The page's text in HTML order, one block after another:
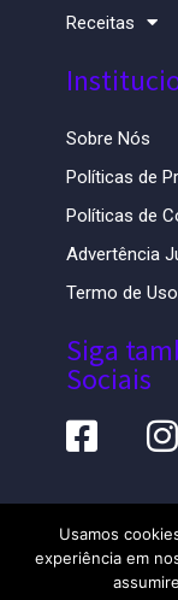
Receitas
Sobre Nós
Políticas de
Políticas de
Advertência
Termo de
Siga
Sociais
© 2026
Usamos
experiência em